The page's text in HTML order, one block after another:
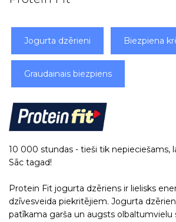
Jogurta dzērieni Biezpiena
Graudainais biezpiens
10 000 stundas - tieši tik nepieciešams,
Sāc tagad!
Protein Fit jogurta dzēriens ir lielisks
dzīvesveida piekritējiem. Jogurta
patīkama garša un augsts olbaltumvielu